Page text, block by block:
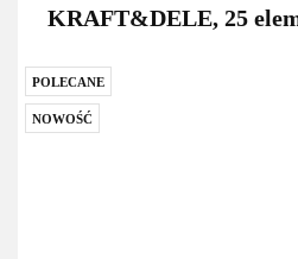
KRAFT&DELE, 25
POLECANE
NOWOŚĆ